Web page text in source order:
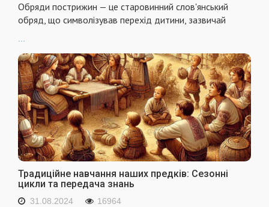
Обряди пострижин — це старовинний слов'янський
обряд, що символізував перехід дитини, зазвичай
Традиційне навчання наших предків: Сезонні
цикли та передача знань
31.08.2024 16964